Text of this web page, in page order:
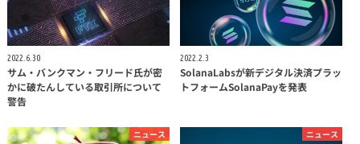
2022.6.30
サム・バンクマン・フリード氏が密
かに破たんしている取引所について
警告
2022.2.3
SolanaLabsが新デジタル決済プラッ
トフォームSolanaPayを発表
ニュース ニュース